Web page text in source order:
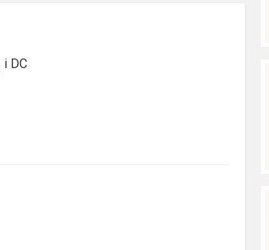
і DC